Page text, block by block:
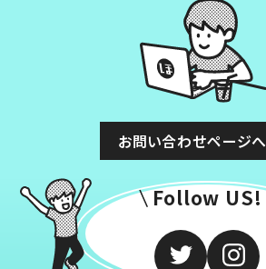
お問い合わせページへ
Follow US!